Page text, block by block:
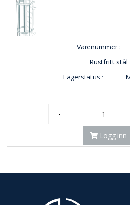
Varenummer :
Rustfritt stål
Lagerstatus :
-
Logg inn